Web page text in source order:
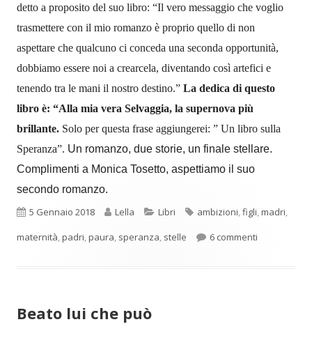
detto a proposito del suo libro: “Il vero messaggio che voglio
trasmettere con il mio romanzo è proprio quello di non
aspettare che qualcuno ci conceda una seconda opportunità,
dobbiamo essere noi a crearcela, diventando così artefici e
tenendo tra le mani il nostro destino.” La dedica di questo
libro è: “Alla mia vera Selvaggia, la supernova più
brillante. Solo per questa frase aggiungerei: ” Un libro sulla
Speranza”. Un romanzo, due storie, un finale stellare.
Complimenti a Monica Tosetto, aspettiamo il suo
secondo romanzo.
Pubblicato
5 Gennaio 2018 Autore
Lella Categorie
Libri Tag
ambizioni,figli,madri,
maternità,padri,paura, speranza, stelle 6 commenti
Beato lui che può